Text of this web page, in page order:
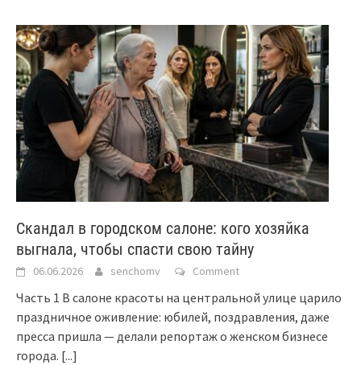
Скандал в городском салоне: кого хозяйка
выгнала, чтобы спасти свою тайну
06.06.2026 senchomv Comment
Часть 1 В салоне красоты на центральной улице царило
праздничное оживление: юбилей, поздравления, даже
пресса пришла — делали репортаж о женском бизнесе
города. [...]